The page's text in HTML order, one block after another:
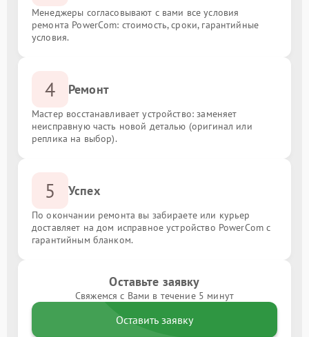
Менеджеры согласовывают с вами все условия
ремонта PowerCom: стоимость, сроки, гарантийные
условия.
4 Ремонт
Мастер восстанавливает устройство: заменяет
неисправную часть новой деталью (оригинал или
реплика на выбор).
5 Успех
По окончании ремонта вы забираете или курьер
доставляет на дом исправное устройство PowerCom с
гарантийным бланком.
Оставьте заявку
Свяжемся с Вами в течение 5 минут
Оставить заявку